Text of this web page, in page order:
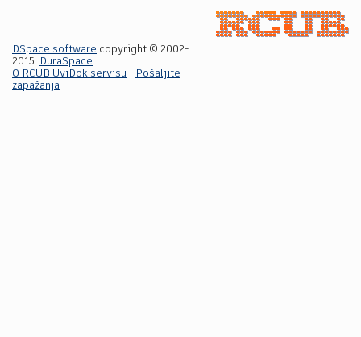
DSpace software copyright © 2002-
2015
DuraSpace
O RCUB UviDok servisu
Pošaljite
zapažanja